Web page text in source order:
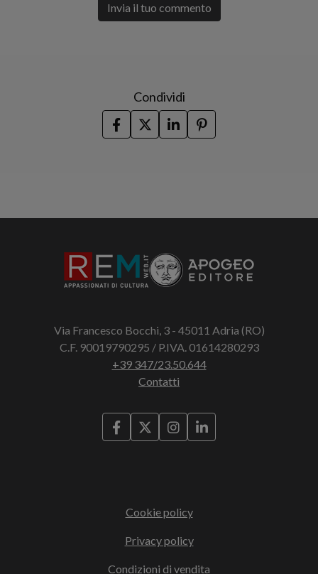
Invia il tuo commento
Condividi
Via Francesco Bocchi, 3 - 45011 Adria (RO)
C.F. 90019790295 / P.IVA. 01614280293
+39 347/23.50.644
Contatti
Cookie policy
Privacy policy
Condizioni di vendita